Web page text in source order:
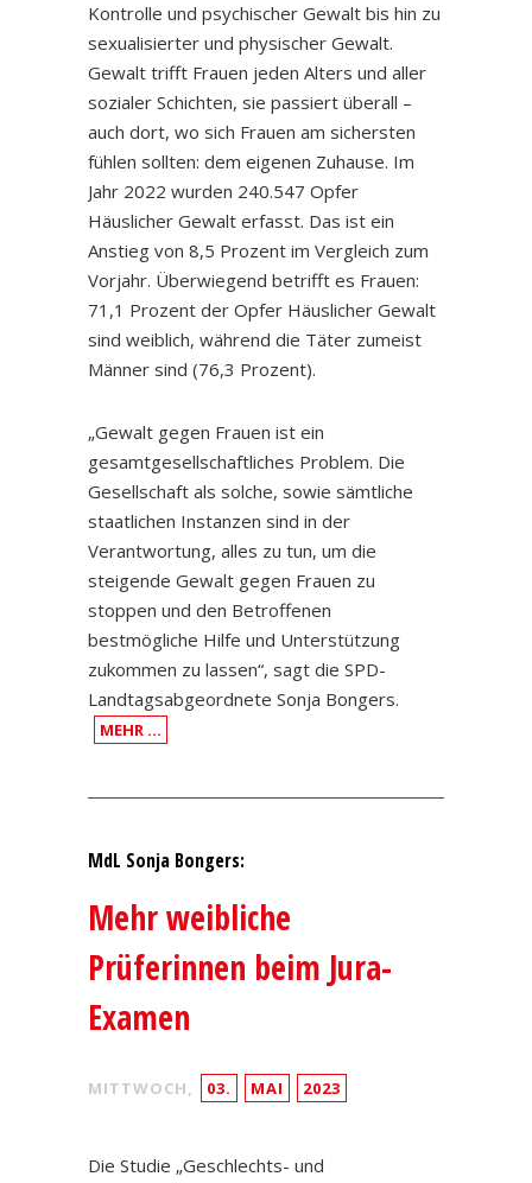
Kontrolle und psychischer Gewalt bis hin zu
sexualisierter und physischer Gewalt.
Gewalt trifft Frauen jeden Alters und aller
sozialer Schichten, sie passiert überall –
auch dort, wo sich Frauen am sichersten
fühlen sollten: dem eigenen Zuhause. Im
Jahr 2022 wurden 240.547 Opfer
Häuslicher Gewalt erfasst. Das ist ein
Anstieg von 8,5 Prozent im Vergleich zum
Vorjahr. Überwiegend betrifft es Frauen:
71,1 Prozent der Opfer Häuslicher Gewalt
sind weiblich, während die Täter zumeist
Männer sind (76,3 Prozent).
„Gewalt gegen Frauen ist ein
gesamtgesellschaftliches Problem. Die
Gesellschaft als solche, sowie sämtliche
staatlichen Instanzen sind in der
Verantwortung, alles zu tun, um die
steigende Gewalt gegen Frauen zu
stoppen und den Betroffenen
bestmögliche Hilfe und Unterstützung
zukommen zu lassen“, sagt die SPD-
Landtagsabgeordnete Sonja Bongers.
MEHR …
MdL Sonja Bongers:
Mehr weibliche
Prüferinnen beim Jura-
Examen
MITTWOCH, 03. MAI 2023
Die Studie „Geschlechts- und